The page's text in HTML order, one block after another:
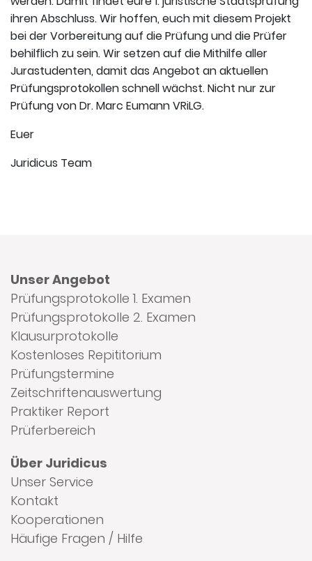
ihren Abschluss. Wir hoffen, euch mit diesem Projekt
bei der Vorbereitung auf die Prüfung und die Prüfer
behilflich zu sein. Wir setzen auf die Mithilfe aller
Jurastudenten, damit das Angebot an aktuellen
Prüfungsprotokollen schnell wächst. Nicht nur zur
Prüfung von Dr. Marc Eumann VRiLG.
Euer
Juridicus Team
Unser Angebot
Prüfungsprotokolle 1. Examen
Prüfungsprotokolle 2. Examen
Klausurprotokolle
Kostenloses Repititorium
Prüfungstermine
Zeitschriftenauswertung
Praktiker Report
Prüferbereich
Über Juridicus
Unser Service
Kontakt
Kooperationen
Häufige Fragen / Hilfe